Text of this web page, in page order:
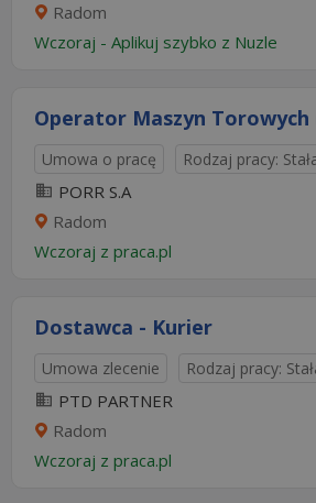
Radom
Wczoraj - Aplikuj szybko z Nuzle
Operator Maszyn
Umowa o pracę Rodzaj pracy:
PORR S.A
Radom
Wczoraj z praca.pl
Dostawca - Kurier
Umowa zlecenie Rodzaj pracy:
PTD PARTNER
Radom
Wczoraj z praca.pl